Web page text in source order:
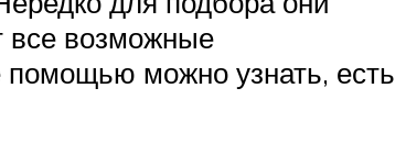
все возможные
помощью можно узнать, есть